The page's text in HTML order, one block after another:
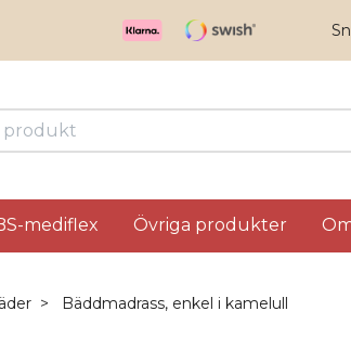
mediflex Övriga produkter
Bäddmadrass, enkel i kamelull